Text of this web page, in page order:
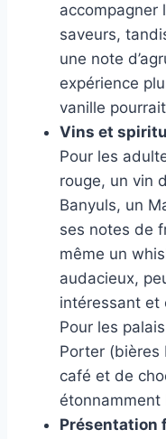
accompagner
saveurs,
une note
expérience
vanille
Vins et
Pour les
rouge, un vin
Banyuls, un
ses notes de
même un
audacieux,
intéressant et
Pour les
Porter (bières
café et de
étonnamment
Présentation